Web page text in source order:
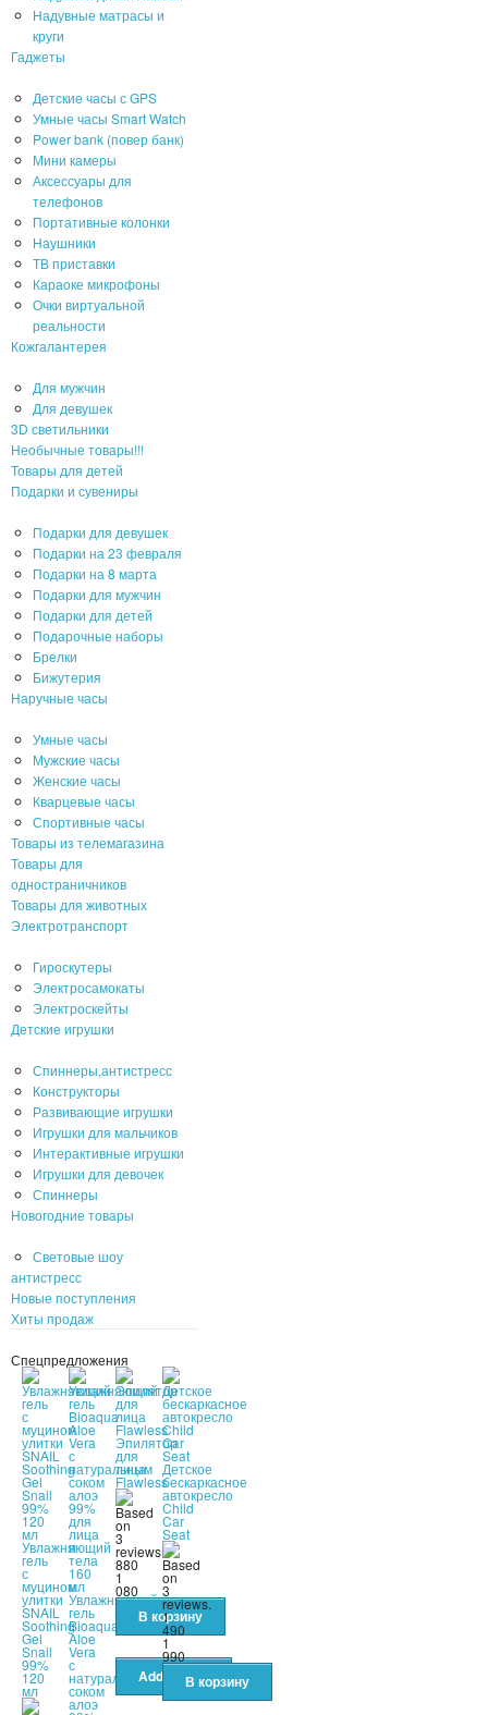
Надувные матрасы и
круги
Гаджеты
Детские часы с GPS
Умные часы Smart Watch
Power bank (повер банк)
Мини камеры
Аксессуары для
телефонов
Портативные колонки
Наушники
ТВ приставки
Караоке микрофоны
Очки виртуальной
реальности
Кожгалантерея
Для мужчин
Для девушек
3D светильники
Необычные товары!!!
Товары для детей
Подарки и сувениры
Подарки для девушек
Подарки на 23 февраля
Подарки на 8 марта
Подарки для мужчин
Подарки для детей
Подарочные наборы
Брелки
Бижутерия
Наручные часы
Умные часы
Мужские часы
Женские часы
Кварцевые часы
Спортивные часы
Товары из телемагазина
Товары для
одностраничников
Товары для животных
Электротранспорт
Гироскутеры
Электросамокаты
Электроскейты
Детские игрушки
Спиннеры,антистресс
Конструкторы
Развивающие игрушки
Игрушки для мальчиков
Интерактивные игрушки
Игрушки для девочек
Спиннеры
Новогодние товары
Световые шоу
антистресс
Новые поступления
Хиты продаж
Спецпредложения
Увлажняющий
гель
с
муцином
улитки
SNAIL
Soothing
Gel
Snail
99%
120
мл
Увлажняющий
гель
Bioaqua
Aloe
Vera
с
натуральным
соком
алоэ
Эпилятор
для
лица
Flawless
880
1
080
Детское
бескаркасное
автокресло
Child
Car
Seat
1
490
1
990